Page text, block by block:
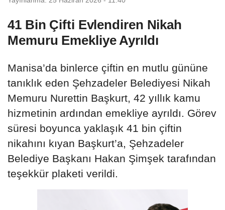
41 Bin Çifti Evlendiren Nikah
Memuru Emekliye Ayrıldı
Manisa’da binlerce çiftin en mutlu gününe
tanıklık eden Şehzadeler Belediyesi Nikah
Memuru Nurettin Başkurt, 42 yıllık kamu
hizmetinin ardından emekliye ayrıldı. Görev
süresi boyunca yaklaşık 41 bin çiftin
nikahını kıyan Başkurt’a, Şehzadeler
Belediye Başkanı Hakan Şimşek tarafından
teşekkür plaketi verildi.